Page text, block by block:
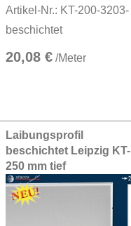
Artikel-Nr.: KT-200-3203-
beschichtet
20,08 € /Meter
Laibungsprofil
beschichtet Leipzig KT-
250 mm tief